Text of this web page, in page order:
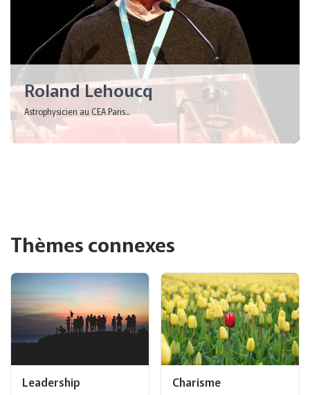
Roland Lehoucq
Astrophysicien au CEA Paris...
Thèmes connexes
Leadership Charisme